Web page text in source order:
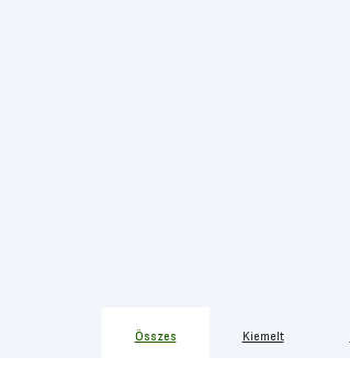
Összes Kiemelt